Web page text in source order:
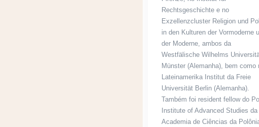
Rechtsgeschichte e no
Exzellenzcluster Religion und
in den Kulturen der Vormoderne
der Moderne, ambos da
Westfälische Wilhelms
Münster (Alemanha), bem como
Lateinamerika ­Institut da Freie
Universität Berlin (Alemanha).
Também foi resident fellow do
Institute of Advanced Studies da
Academia de Ciências da